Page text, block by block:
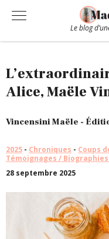
Le blog
Alice, Maële
Vincensini Maële -
2025 - Chroniques - Coups
Témoignages /
28 septembre 2025